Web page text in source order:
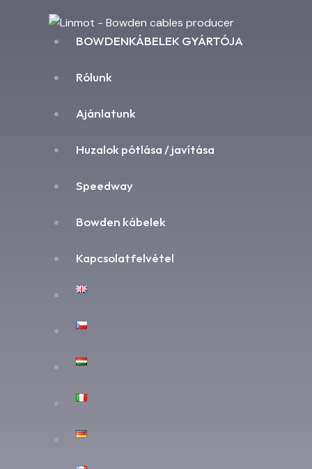
BOWDENKÁBELEK GYÁRTÓJA
Rólunk
Ajánlatunk
Huzalok pótlása / javítása
Speedway
Bowden kábelek
Kapcsolatfelvétel